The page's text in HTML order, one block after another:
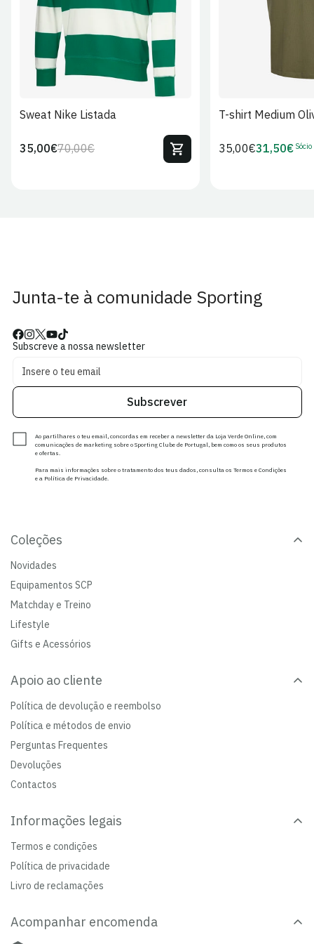
Sweat Nike Listada
Preço
70,00€Preço
35,00€
T-shirt Medium
Preço
35,00€Preço
31,50€ Sócio
Junta-te à comunidade Sporting
Subscreve a nossa newsletter
Subscrever
Ao partilhares o teu email, concordas em receber a newsletter da Loja Verde Online, com
comunicações de marketing sobre o Sporting Clube de Portugal, bem como os seus produtos
e ofertas.
Para mais informações sobre o tratamento dos teus dados, consulta os Termos e Condições
e a Política de Privacidade.
Coleções
Novidades
Equipamentos SCP
Matchday e Treino
Lifestyle
Gifts e Acessórios
Apoio ao cliente
Política de devolução e reembolso
Política e métodos de envio
Perguntas Frequentes
Devoluções
Contactos
Informações legais
Termos e condições
Política de privacidade
Livro de reclamações
Acompanhar encomenda